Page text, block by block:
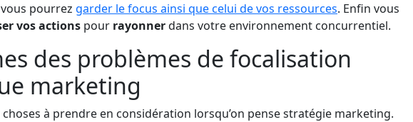
pourrez garder le focus ainsi que celui de vos ressources. Enfin vous
vos actions pour rayonnerdans votre environnement concurrentiel.
des problèmes de focalisation
marketing
à prendre en considération lorsqu’on pense stratégie marketing.